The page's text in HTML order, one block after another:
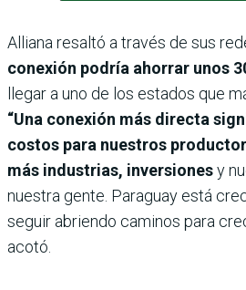
Alliana resaltó a través de sus
conexión podría ahorrar unos
llegar a uno de los estados que
“Una conexión más directa
costos para nuestros
más industrias, inversionesy
nuestra gente. Paraguay está
seguir abriendo caminos para
acotó.